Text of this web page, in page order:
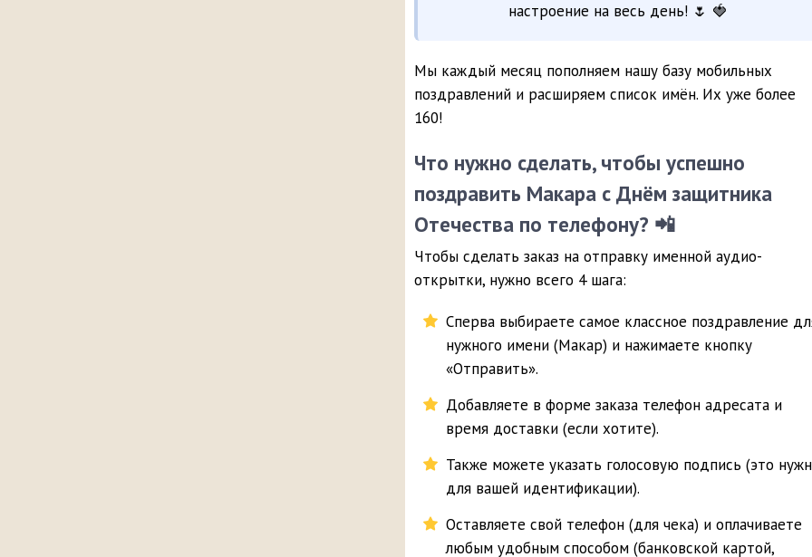
настроение на весь день! 🌷 🍓
Мы каждый месяц пополняем нашу базу мобильных
поздравлений и расширяем список имён. Их уже более
160!
Что нужно сделать, чтобы успешно
поздравить Макара с Днём защитника
Отечества по телефону? 📲
Чтобы сделать заказ на отправку именной аудио-
открытки, нужно всего 4 шага:
Сперва выбираете самое классное поздравление
нужного имени (Макар) и нажимаете кнопку
«Отправить».
Добавляете в форме заказа телефон адресата и
время доставки (если хотите).
Также можете указать голосовую подпись (это
для вашей идентификации).
Оставляете свой телефон (для чека) и оплачиваете
любым удобным способом (банковской картой,